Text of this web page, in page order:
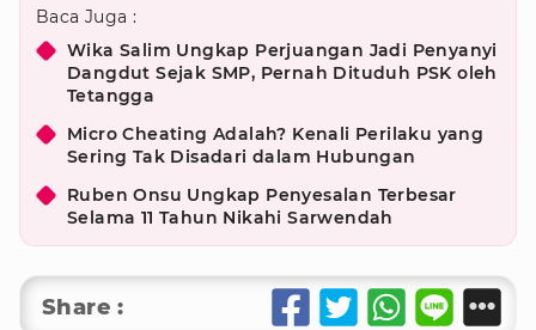
Baca Juga :
Wika Salim Ungkap Perjuangan Jadi Penyanyi
Dangdut Sejak SMP, Pernah Dituduh PSK oleh
Tetangga
Micro Cheating Adalah? Kenali Perilaku yang
Sering Tak Disadari dalam Hubungan
Ruben Onsu Ungkap Penyesalan Terbesar
Selama 11 Tahun Nikahi Sarwendah
Share :